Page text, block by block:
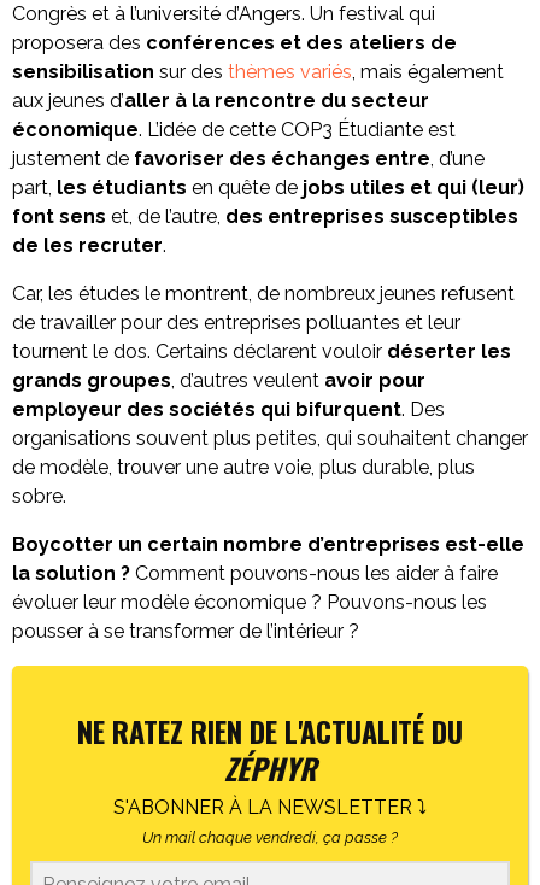
Congrès et à l’université d’Angers. Un festival qui
proposera des conférences et des ateliers de
sensibilisation sur des thèmes variés, mais également
aux jeunes d’aller à la rencontre du secteur
économique. L’idée de cette COP3 Étudiante est
justement de favoriser des échanges entre, d’une
part, les étudiants en quête de jobs utiles et qui (leur)
font sens et, de l’autre, des entreprises susceptibles
de les recruter.
Car, les études le montrent, de nombreux jeunes refusent
de travailler pour des entreprises polluantes et leur
tournent le dos. Certains déclarent vouloir déserter les
grands groupes, d’autres veulent avoir pour
employeur des sociétés qui bifurquent. Des
organisations souvent plus petites, qui souhaitent changer
de modèle, trouver une autre voie, plus durable, plus
sobre.
Boycotter un certain nombre d’entreprises est-elle
la solution ? Comment pouvons-nous les aider à faire
évoluer leur modèle économique ? Pouvons-nous les
pousser à se transformer de l’intérieur ?
NE RATEZ RIEN DE L'ACTUALITÉ DU
ZÉPHYR
S'ABONNER À LA NEWSLETTER ⤵
Un mail chaque vendredi, ça passe ?